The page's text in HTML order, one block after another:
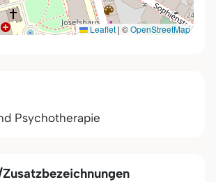
Leaflet | ©OpenStreetMap
Psychotherapie